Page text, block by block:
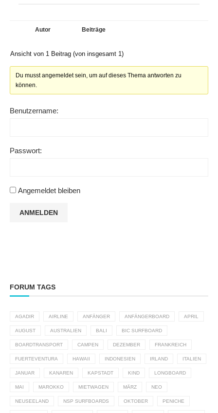
Autor Beiträge
Ansicht von 1 Beitrag (von insgesamt 1)
Du musst angemeldet sein, um auf dieses Thema antworten zu
können.
Benutzername:
Passwort:
Angemeldet bleiben
ANMELDEN
FORUM TAGS
AGADIR AIRLINE ANFÄNGER ANFÄNGERBOARD APRIL
AUGUST AUSTRALIEN BALI BIC SURFBOARD
BOARDTRANSPORT CAMPEN DEZEMBER FRANKREICH
FUERTEVENTURA HAWAII INDONESIEN IRLAND ITALIEN
JANUAR KANAREN KAPSTADT KIND LONGBOARD
MAI MAROKKO MIETWAGEN MÄRZ NEO
NEUSEELAND NSP SURFBOARDS OKTOBER PENICHE